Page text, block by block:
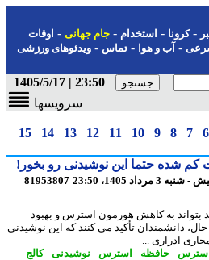
کرونا-استخدام- جام جهانی-اوقات
-آب و هوا-تماس-ویدئوهای ورزشی
23:50 | 1405/5/17
سرویسها
7
8
9
10
11
12
13
14
15
حتما این نوشیدنی رو بخور!
81953807
به کاهش هورمون استرس و بهبود
تأکید می کنند که این نوشیدنی
ادراری ...
-حافظه-استرس-نوشیدنی-کالج